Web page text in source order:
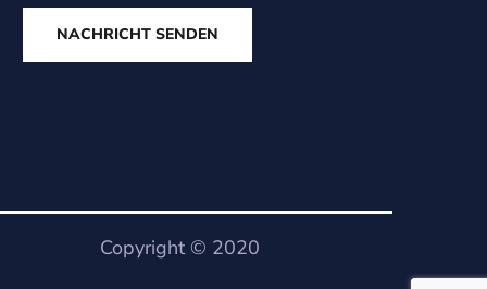
NACHRICHT SENDEN
Copyright © 2020